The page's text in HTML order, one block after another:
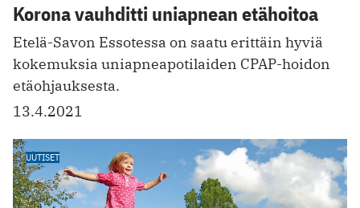
Korona vauhditti uniapnean etähoitoa
Etelä-Savon Essotessa on saatu erittäin hyviä
kokemuksia uniapneapotilaiden CPAP-hoidon
etäohjauksesta.
13.4.2021
UUTISET